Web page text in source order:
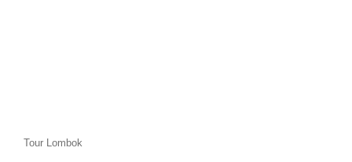
Tour Lombok